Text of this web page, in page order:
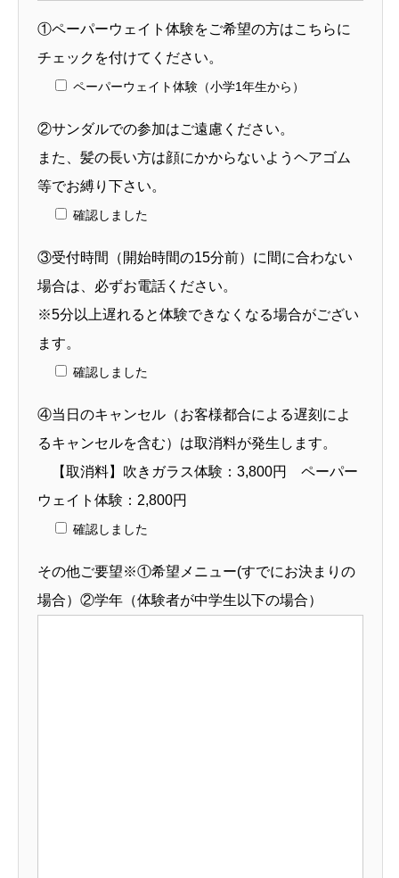
①ペーパーウェイト体験をご希望の方はこちらに
チェックを付けてください。
ペーパーウェイト体験（小学1年生から）
②サンダルでの参加はご遠慮ください。
また、髪の長い方は顔にかからないようヘアゴム
等でお縛り下さい。
確認しました
③受付時間（開始時間の15分前）に間に合わない
場合は、必ずお電話ください。
※5分以上遅れると体験できなくなる場合がござい
ます。
確認しました
④当日のキャンセル（お客様都合による遅刻によ
るキャンセルを含む）は取消料が発生します。
【取消料】吹きガラス体験：3,800円 ペーパー
ウェイト体験：2,800円
確認しました
その他ご要望※①希望メニュー(すでにお決まりの
場合）②学年（体験者が中学生以下の場合）